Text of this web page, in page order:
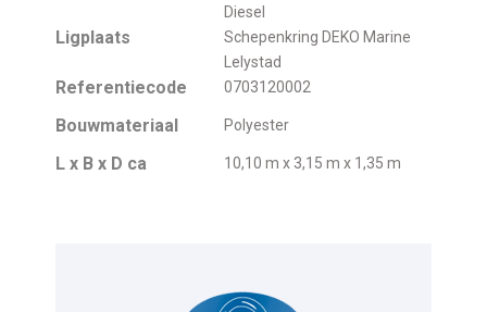
Diesel
Ligplaats
Schepenkring DEKO Marine
Lelystad
Referentiecode 0703120002
Bouwmateriaal Polyester
L x B x D ca 10,10 m x 3,15 m x 1,35 m